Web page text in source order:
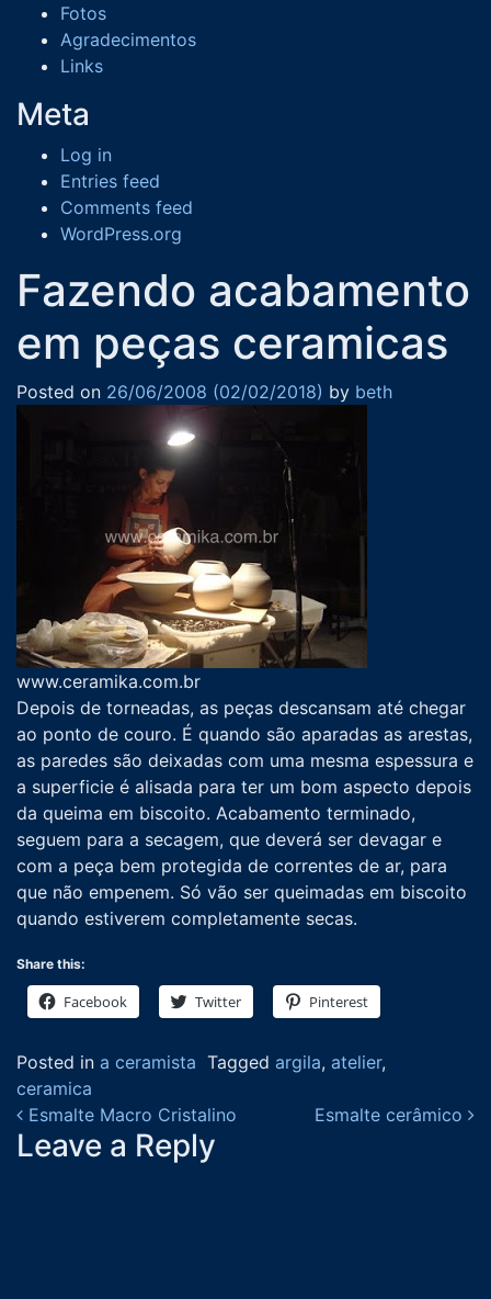
Fotos
Agradecimentos
Links
Meta
Log in
Entries feed
Comments feed
WordPress.org
Fazendo acabamento
em peças ceramicas
Posted on 26/06/2008 (02/02/2018) by beth
www.ceramika.com.br
Depois de torneadas, as peças descansam até chegar
ao ponto de couro. É quando são aparadas as arestas,
as paredes são deixadas com uma mesma espessura e
a superficie é alisada para ter um bom aspecto depois
da queima em biscoito. Acabamento terminado,
seguem para a secagem, que deverá ser devagar e
com a peça bem protegida de correntes de ar, para
que não empenem. Só vão ser queimadas em biscoito
quando estiverem completamente secas.
Share this:
Facebook Twitter Pinterest
Posted in a ceramista Tagged argila, atelier,
ceramica
Post navigation
Esmalte Macro Cristalino Esmalte cerâmico
Leave a Reply